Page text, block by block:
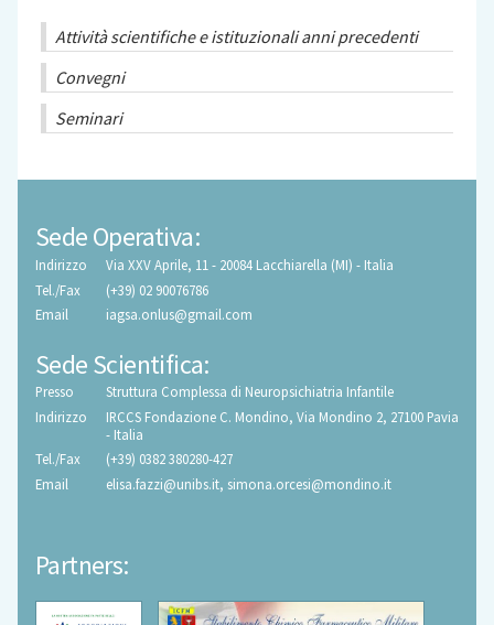
Attività scientifiche e istituzionali anni precedenti
Convegni
Seminari
Sede Operativa:
Indirizzo
Via XXV Aprile, 11 - 20084 Lacchiarella (MI) - Italia
Tel./Fax
(+39) 02 90076786
Email
iagsa.onlus@gmail.com
Sede Scientifica:
Presso
Struttura Complessa di Neuropsichiatria Infantile
Indirizzo
IRCCS Fondazione C. Mondino, Via Mondino 2, 27100 Pavia
- Italia
Tel./Fax
(+39) 0382 380280-427
Email
elisa.fazzi@unibs.it, simona.orcesi@mondino.it
Partners: